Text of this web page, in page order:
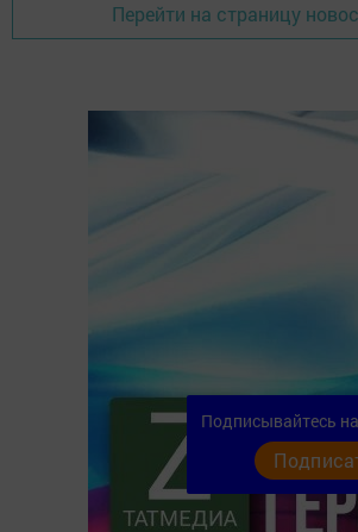
Перейти на страницу
Подписывайтесь